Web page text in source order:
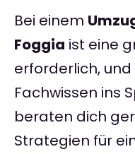
Bei einem
Foggia ist eine
erforderlich,
Fachwissen ins
beraten dich
Strategien für